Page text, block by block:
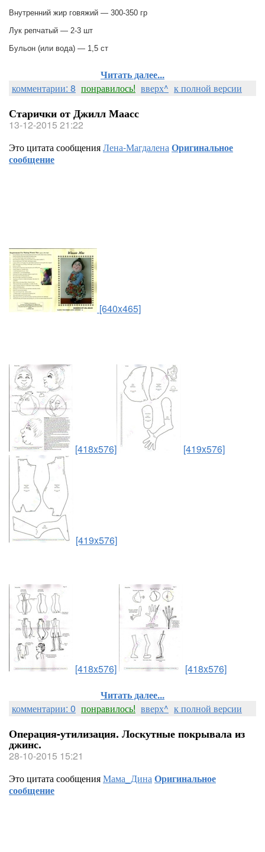
Внутренний жир говяжий — 300-350 гр
Лук репчатый — 2-3 шт
Бульон (или вода) — 1,5 ст
Читать далее...
комментарии: 8 понравилось! вверх^ к полной версии
Старички от Джилл Маасс
13-12-2015 21:22
Это цитата сообщенияЛена-МагдаленаОригинальное
сообщение
[640x465]
[418x576] [419x576]
[419x576]
[418x576]
[418x576]
Читать далее...
комментарии: 0 понравилось! вверх^ к полной версии
Операция-утилизация. Лоскутные покрывала из
джинс.
28-10-2015 15:21
Это цитата сообщенияМама_ДинаОригинальное
сообщение